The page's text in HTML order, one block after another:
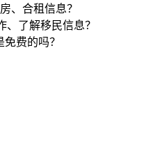
、合租信息？
了解移民信息？
费的吗？